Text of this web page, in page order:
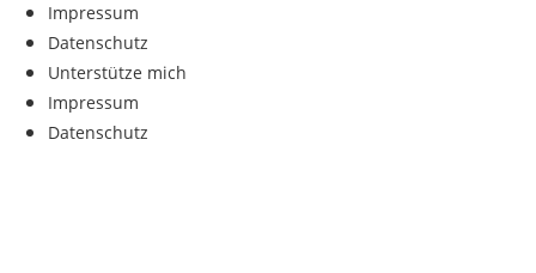
Impressum
Datenschutz
Unterstütze mich
Impressum
Datenschutz